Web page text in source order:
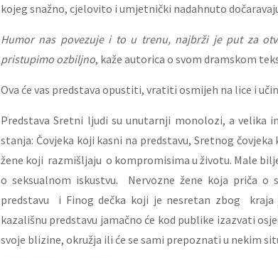
kojeg snažno, cjelovito i umjetnički nadahnuto
Humor nas povezuje i to u trenu, najbrži je put za
pristupimo ozbiljno, kaže autorica o svom dramskom
Ova će vas predstava opustiti, vratiti osmijeh na lice i
Predstava Sretni ljudi su unutarnji monolozi, a
stanja: Čovjeka koji kasni na predstavu, Sretnog
žene koji razmišljaju o kompromisima u životu. Male
o seksualnom iskustvu. Nervozne žene koja priča
predstavu i Finog dečka koji je nesretan zbog kraja
kazališnu predstavu jamačno će kod publike izazvati
svoje blizine, okružja ili će se sami prepoznati u nekim